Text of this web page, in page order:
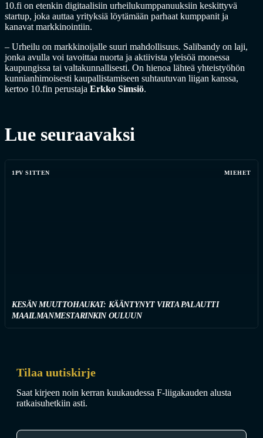
10.fi on etenkin digitaalisiin urheilukumppanuuksiin keskittyvä
startup, joka auttaa yrityksiä löytämään parhaat kumppanit ja
kanavat markkinointiin.
– Urheilu on markkinoijalle suuri mahdollisuus. Salibandy on laji,
jonka avulla voi tavoittaa nuorta ja aktiivista yleisöä monessa
kaupungissa tai valtakunnallisesti. On hienoa lähteä yhteistyöhön
kunnianhimoisesti kaupallistamiseen suhtautuvan liigan kanssa,
kertoo 10.fin perustaja Erkko Simsiö.
Lue seuraavaksi
1PV SITTEN MIEHET
KESÄN MUUTTOHAUKAT: KÄÄNTYNYT VIRTA PALAUTTI
MAAILMANMESTARINKIN OULUUN
Tilaa uutiskirje
Saat kirjeen noin kerran kuukaudessa F-liigakauden alusta
ratkaisuhetkiin asti.